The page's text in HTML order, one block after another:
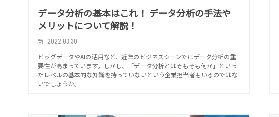
データ分析の基本はこれ！ データ分析の手法や
メリットについて解説！
2022.03.30
ビッグデータやAIの活用など、近年のビジネスシーンではデータ分析の重
要性が高まっています。しかし、「データ分析とはそもそも何か」といっ
たレベルの基本的な知識を持っていないという企業担当者もいるのではな
いでしょうか。